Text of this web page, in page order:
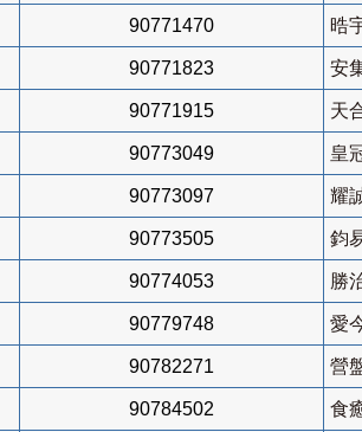
90771470 晧
90771823 安
90771915 天
90773049 皇
90773097 耀
90773505 鈞
90774053 勝
90779748 愛
90782271 營
90784502 食